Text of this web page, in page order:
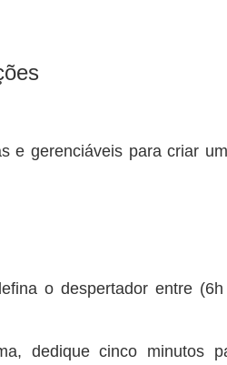
e gerenciáveis para criar
o despertador entre
dedique cinco minutos